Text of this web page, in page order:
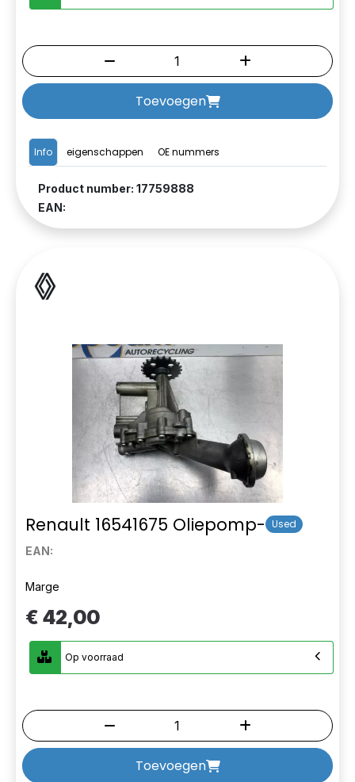
Info eigenschappen OE nummers
Product number: 17759888
EAN:
Toevoegen
Renault 16541675 Oliepomp- Used
EAN:
Marge
€ 42,00
Op voorraad
Toevoegen